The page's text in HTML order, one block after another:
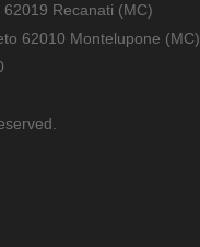
Recanati (MC)
62010 Montelupone (MC)